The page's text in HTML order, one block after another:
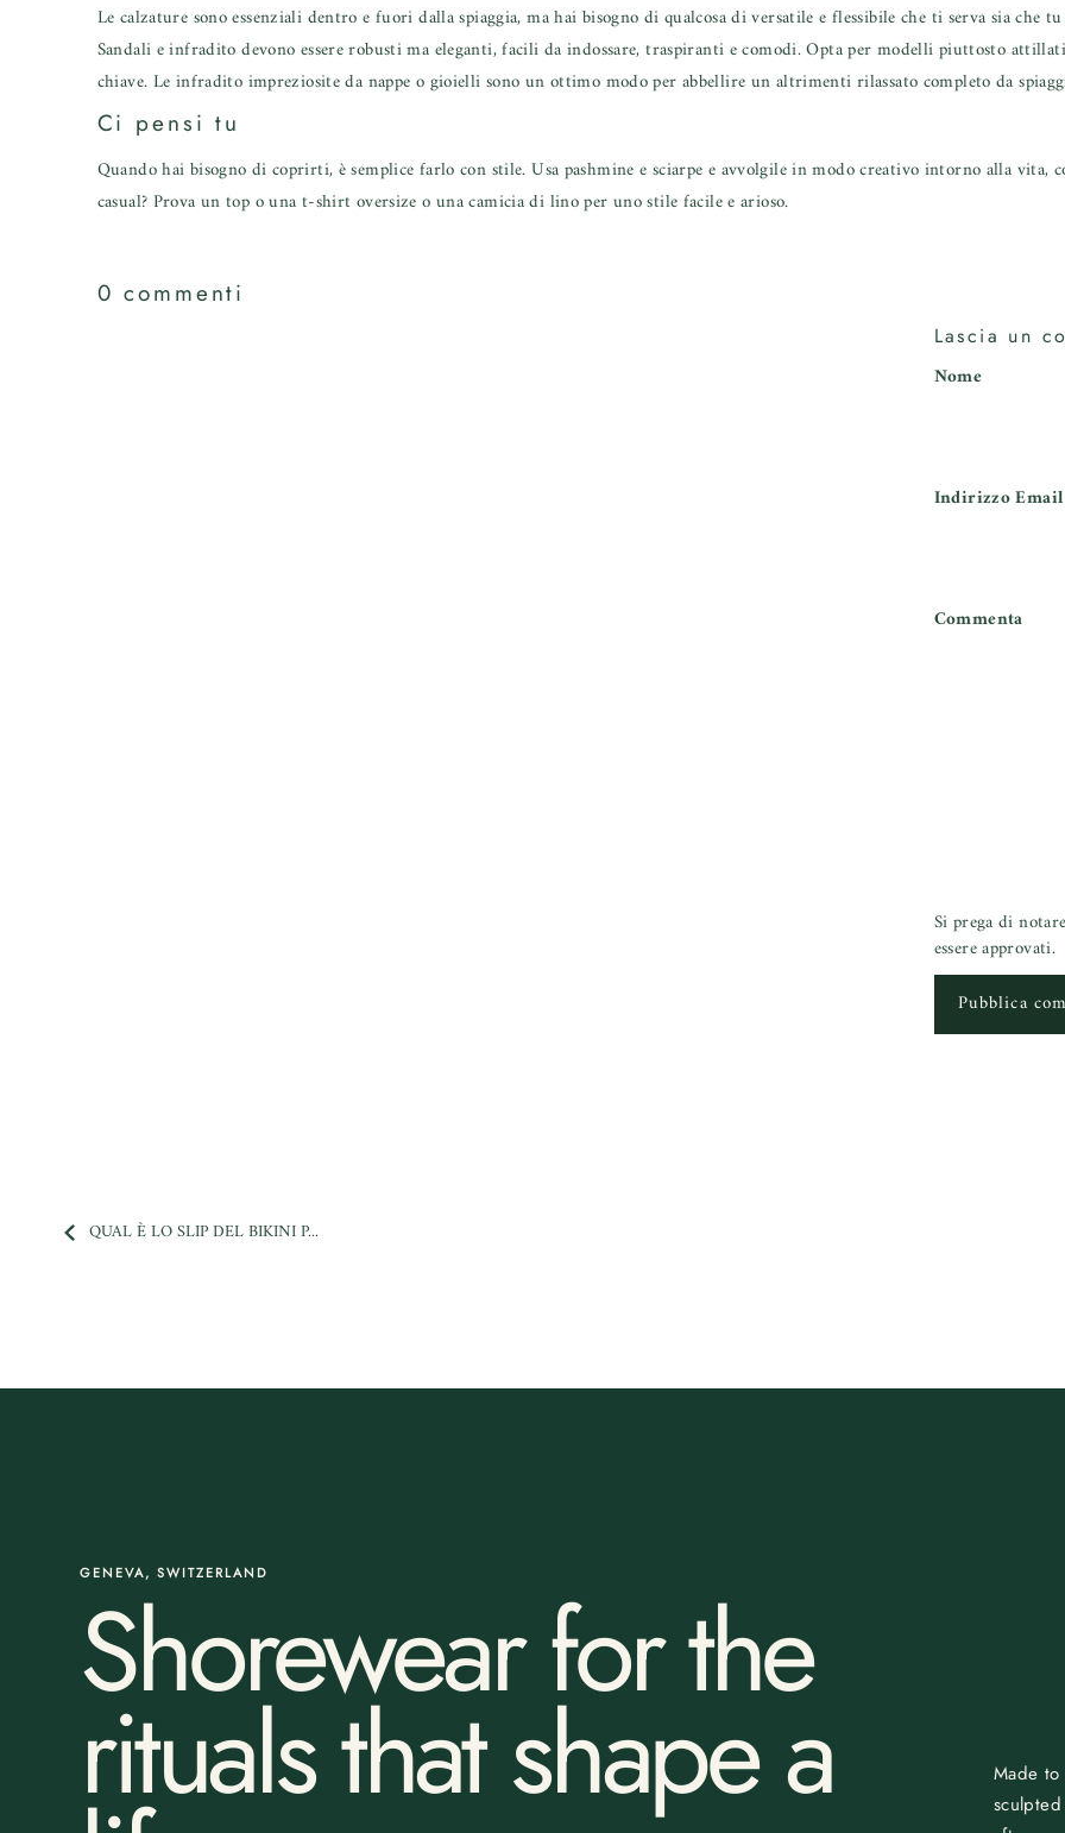
Le calzature sono essenziali dentro e fuori dalla spiaggia, ma hai bisogno di qualcosa di versatile e flessibile che ti serva sia che
Sandali e infradito devono essere robusti ma eleganti, facili da indossare, traspiranti e comodi. Opta per modelli piuttosto
chiave. Le infradito impreziosite da nappe o gioielli sono un ottimo modo per abbellire un altrimenti rilassato completo da
Ci pensi tu
Quando hai bisogno di coprirti, è semplice farlo con stile. Usa pashmine e sciarpe e avvolgile in modo creativo intorno alla
casual? Prova un top o una t-shirt oversize o una camicia di lino per uno stile facile e arioso.
0 commenti
Lascia un
Nome
Indirizzo Email
Commenta
Si prega di
essere approvati.
Pubblica
QUAL È LO SLIP DEL BIKINI P...
GENEVA, SWITZERLAND
Shorewear for the
rituals that shape a
Made to